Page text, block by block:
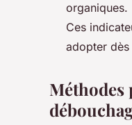
organiques.
Ces
adopter dès
Méthodes